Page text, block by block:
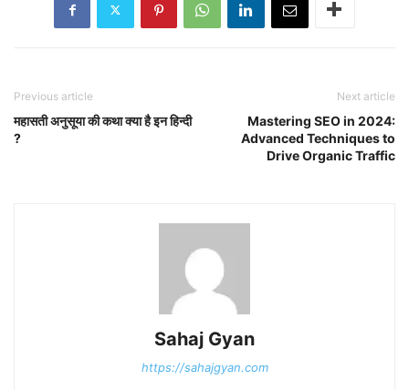
Previous article
महासती अनुसूया की कथा क्या है इन हिन्दी
?
Next article
Mastering SEO in 2024:
Advanced Techniques to
Drive Organic Traffic
Sahaj Gyan
https://sahajgyan.com